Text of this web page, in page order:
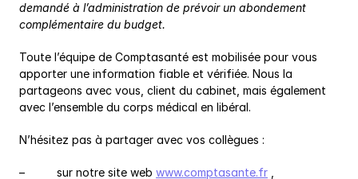
demandé à l’administration de prévoir un abondement
complémentaire du budget.
Toute l’équipe de Comptasanté est mobilisée pour vous
apporter une information fiable et vérifiée. Nous la
partageons avec vous, client du cabinet, mais également
avec l’ensemble du corps médical en libéral.
N’hésitez pas à partager avec vos collègues :
–          sur notre site web www.comptasante.fr